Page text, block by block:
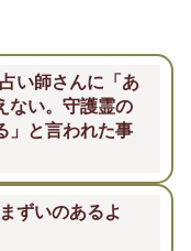
い師さんに「あ
ない。守護霊の
」と言われた事
ずいのあるよ